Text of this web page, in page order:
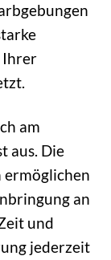
Ihrer
am
aus. Die
an
und
jederzeit